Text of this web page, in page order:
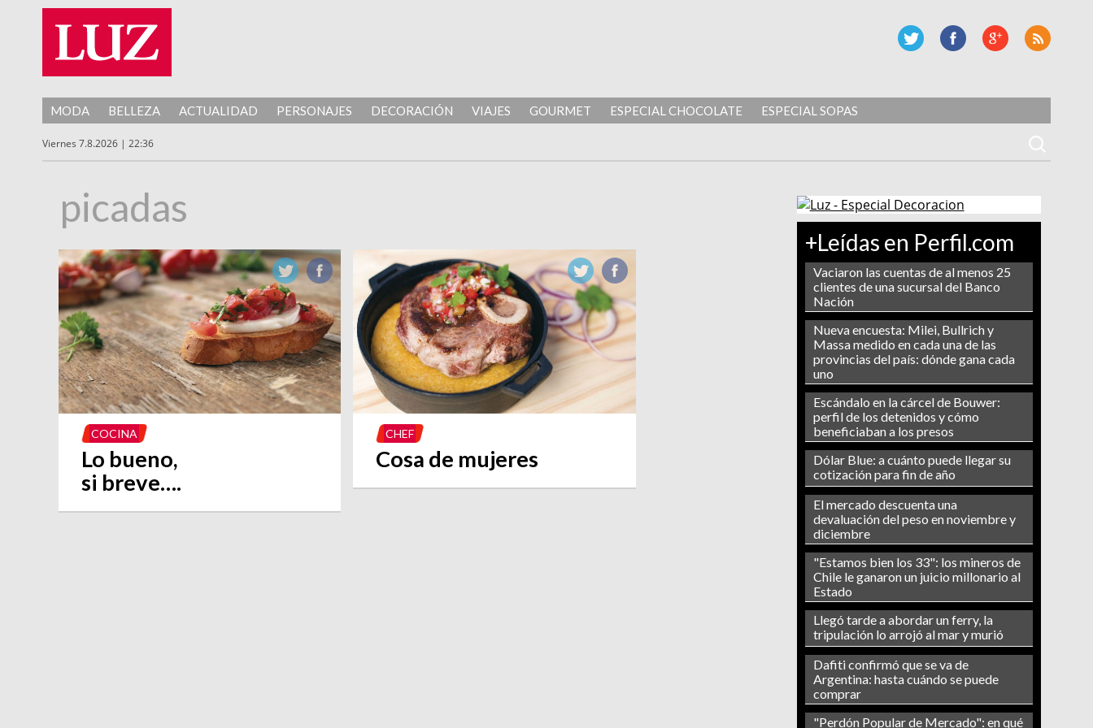
MODA BELLEZA ACTUALIDAD PERSONAJES DECORACIÓN VIAJES GOURMET ESPECIAL CHOCOLATE ESPECIAL SOPAS
Viernes 7.8.2026 | 22:36
+Leídas en Perfil.com
Vaciaron las cuentas de al menos 25
clientes de una sucursal del Banco
Nación
Nueva encuesta: Milei, Bullrich y
Massa medido en cada una de las
provincias del país: dónde gana cada
uno
Escándalo en la cárcel de Bouwer:
perfil de los detenidos y cómo
beneficiaban a los presos
Dólar Blue: a cuánto puede llegar su
cotización para fin de año
El mercado descuenta una
devaluación del peso en noviembre y
diciembre
"Estamos bien los 33": los mineros de
Chile le ganaron un juicio millonario al
Estado
Llegó tarde a abordar un ferry, la
tripulación lo arrojó al mar y murió
Dafiti confirmó que se va de
Argentina: hasta cuándo se puede
comprar
"Perdón Popular de Mercado": en qué
picadas
COCINA
Lo bueno,
si breve….
CHEF
Cosa de mujeres